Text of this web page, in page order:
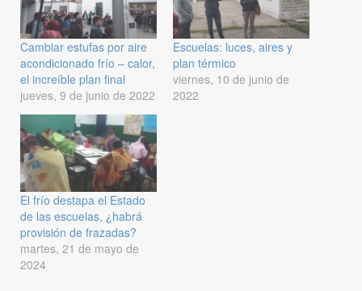
Cambiar estufas por aire
acondicionado frío – calor,
el increíble plan final
jueves, 9 de junio de 2022
Escuelas: luces, aires y
plan térmico
viernes, 10 de junio de
2022
El frío destapa el Estado
de las escuelas, ¿habrá
provisión de frazadas?
martes, 21 de mayo de
2024